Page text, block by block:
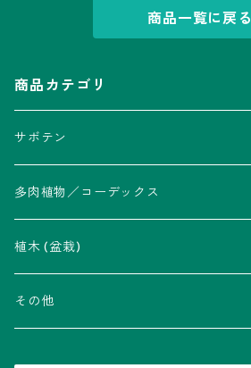
商品一覧に戻る
商品カテゴリ
サボテン
アストロフィツム属
瑠璃兜錦、兜丸錦
V-type兜
アリオカルプス属
ウィギンシア属
多肉植物／コーデックス
アカベ属
アロエ属
植木 (盆栽)
ムクロジ科：カエデ属
その他